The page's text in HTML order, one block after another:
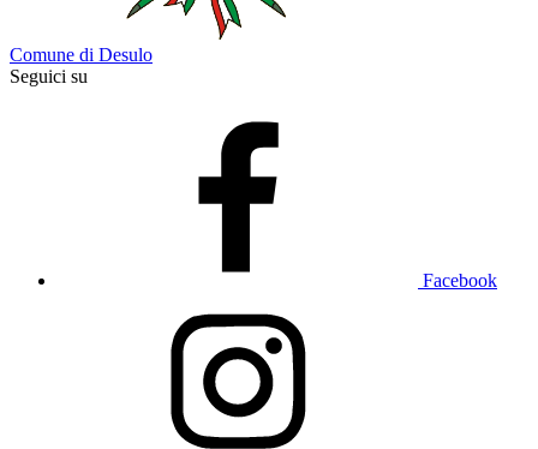
Comune di Desulo
Seguici su
Facebook